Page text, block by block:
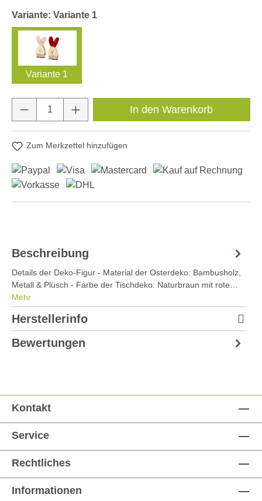
Variante: Variante 1
Variante 1
Produkt Anzahl: Gib den gewünschten
In den Warenkorb
Zum Merkzettel hinzufügen
Beschreibung
Details der Deko-Figur - Material der Osterdeko: Bambusholz,
Metall & Plüsch - Farbe der Tischdeko: Naturbraun mit rote…
Mehr
Herstellerinfo
Bewertungen
Kontakt
Service
Rechtliches
Informationen